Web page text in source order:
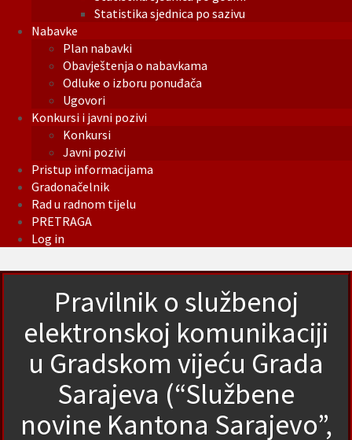
Statistika sjednica po sazivu
Nabavke
Plan nabavki
Obavještenja o nabavkama
Odluke o izboru ponuđača
Ugovori
Konkursi i javni pozivi
Konkursi
Javni pozivi
Pristup informacijama
Gradonačelnik
Rad u radnom tijelu
PRETRAGA
Log in
Pravilnik o službenoj
elektronskoj komunikaciji
u Gradskom vijeću Grada
Sarajeva (“Službene
novine Kantona Sarajevo”,